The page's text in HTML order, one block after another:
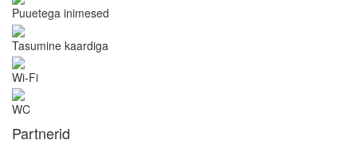
Puuetega inimesed
Tasumine kaardiga
Wi-Fi
WC
Partnerid